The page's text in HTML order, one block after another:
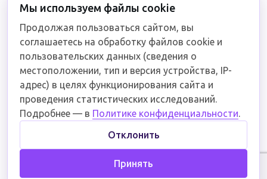
Мы используем файлы cookie
Продолжая пользоваться сайтом, вы
соглашаетесь на обработку файлов cookie и
пользовательских данных (сведения о
местоположении, тип и версия устройства, IP-
адрес) в целях функционирования сайта и
проведения статистических исследований.
Подробнее — в Политике конфиденциальности.
Отклонить
Принять
Повышение
квалификации
Рабочие
+7 (8442) 92-40-00
отраслях промышленности
Связаться
Пользовательское соглашение